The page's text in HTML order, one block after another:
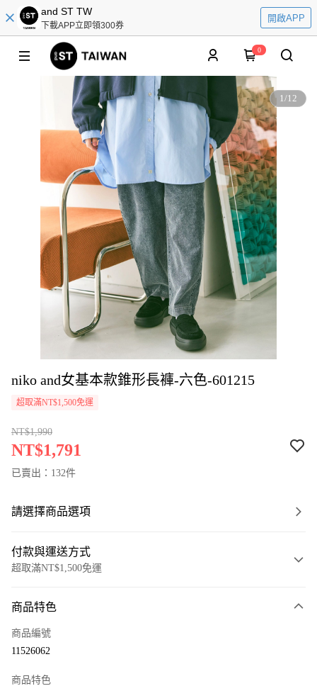
and ST TW
下載APP立即領300券
開啟APP
0
1/12
niko and女基本款錐形長褲-六色-601215
超取滿NT$1,500免運
NT$1,990
NT$1,791
已賣出：132件
請選擇商品選項
付款與運送方式
超取滿NT$1,500免運
信用卡一次付款
商品特色
商品編號
11526062
商品特色